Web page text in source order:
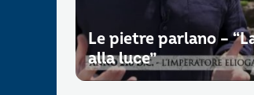
Le pietre parlano –
alla luce”